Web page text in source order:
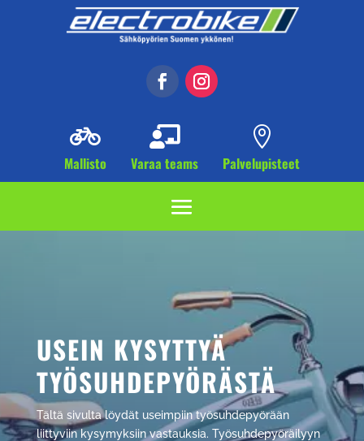

Mallisto

Varaa teams

Palvelupisteet
USEIN KYSYTTYÄ
TYÖSUHDEPYÖRÄSTÄ
Tältä sivulta löydät useimpiin työsuhdepyörään
liittyviin kysymyksiin vastauksia. Työsuhdepyöräilyyn